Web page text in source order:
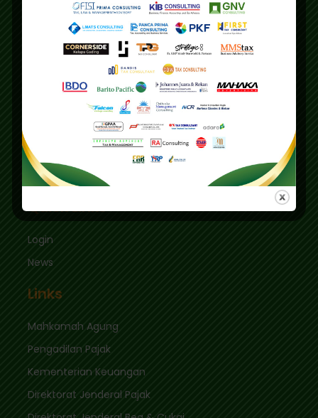
Main Office
Gedung IKPI, Jl. Condet Pejaten No. 3B
Pejaten Barat - Pasar Minggu
Jakarta Selatan 12510
Education Center
Graha Mas Fatmawati Blok B4-5 Cipete Utara,
Kec. Keb. Baru Jl. Fatmawati Raya
Jakarta Selatan 12410
sekretariat@ikpi.or.id
Quick Links
Login
News
Links
Mahkamah Agung
Pengadilan Pajak
Kementerian Keuangan
Direktorat Jenderal Pajak